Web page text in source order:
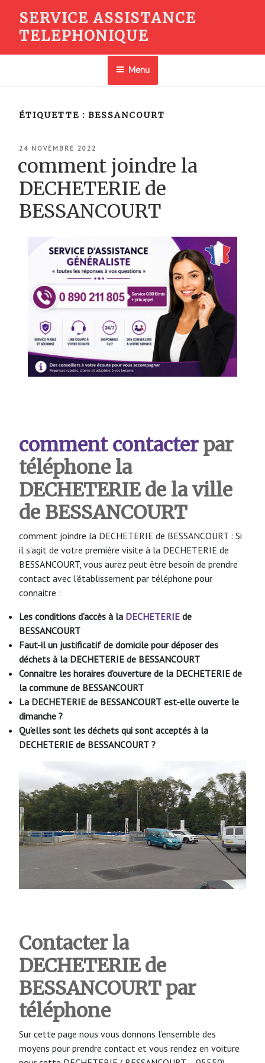
contenu
SERVICE ASSISTANCE
TELEPHONIQUE
Menu
ÉTIQUETTE : BESSANCOURT
PUBLIÉ
24 NOVEMBRE 2022
comment joindre la
DECHETERIE de
BESSANCOURT
comment contacterpar
téléphone la
DECHETERIE de la ville
de BESSANCOURT
comment joindre la DECHETERIE de BESSANCOURT : Si
il s’agit de votre première visite à la DECHETERIE de
BESSANCOURT, vous aurez peut être besoin de prendre
contact avec l’établissement par téléphone pour
connaitre :
Les conditions d’accès à la DECHETERIE de
BESSANCOURT
Faut-il un justificatif de domicile pour déposer des
déchets à la DECHETERIE de BESSANCOURT
Connaitre les horaires d’ouverture de la DECHETERIE de
la commune de BESSANCOURT
La DECHETERIE de BESSANCOURT est-elle ouverte le
dimanche ?
Qu’elles sont les déchets qui sont acceptés à la
DECHETERIE de BESSANCOURT ?
Contacter la
DECHETERIE de
BESSANCOURT par
téléphone
Sur cette page nous vous donnons l’ensemble des
moyens pour prendre contact et vous rendez en voiture